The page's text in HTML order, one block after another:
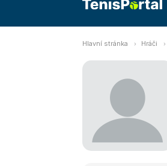
Hlavní stránka Hráči